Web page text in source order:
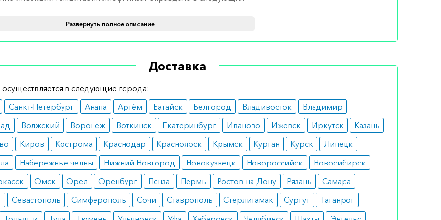
поражение легкого;
может назначаться при местнораспространенной
онкологии.
к лечению с помощью препарата можно
непереносимость какого-то из компонентов
пациента менее 18 лет;
Развернуть полное описание
Доставка
осуществляется в следующие города:
Санкт-Петербург Анапа Артём Батайск Белгород Владивосток
Владимир
Волжский Воронеж Воткинск Екатеринбург Иваново Ижевск Иркутск
Казань
Киров Кострома Краснодар Красноярск Крымск Курган Курск
Липецк
Набережные челны Нижний Новгород Новокузнецк Новороссийск
Новосибирск
Омск Орел Оренбург Пенза Пермь Ростов-на-Дону Рязань
Самара
Севастополь Симферополь Сочи Ставрополь Стерлитамак Сургут
Таганрог